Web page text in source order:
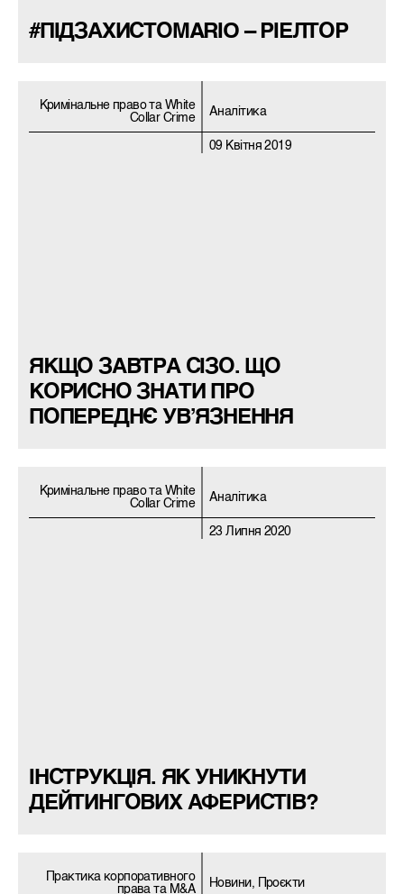
#ПІДЗАХИСТОМARIO – РІЕЛТОР
Кримiнальне право та White
Collar Crime
Аналітика
09 Квітня 2019
ЯКЩО ЗАВТРА СІЗО. ЩО
КОРИСНО ЗНАТИ ПРО
ПОПЕРЕДНЄ УВ’ЯЗНЕННЯ
Кримiнальне право та White
Collar Crime
Аналітика
23 Липня 2020
ІНСТРУКЦІЯ. ЯК УНИКНУТИ
ДЕЙТИНГОВИХ АФЕРИСТІВ?
Практика корпоративного
права та M&A
Новини, Проєкти